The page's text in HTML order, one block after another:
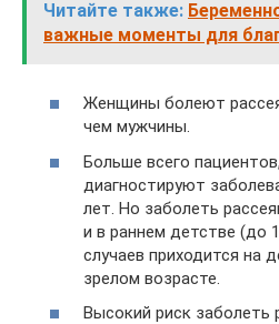
Читайте также:
важные моменты для
Женщины болеют
чем мужчины.
Больше всего
диагностируют
лет. Но заболеть
и в раннем детстве (до
случаев приходится на
зрелом возрасте.
Высокий риск заболеть